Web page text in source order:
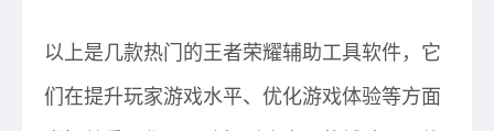
以上是几款热门的王者荣耀辅助工具软件，它
们在提升玩家游戏水平、优化游戏体验等方面